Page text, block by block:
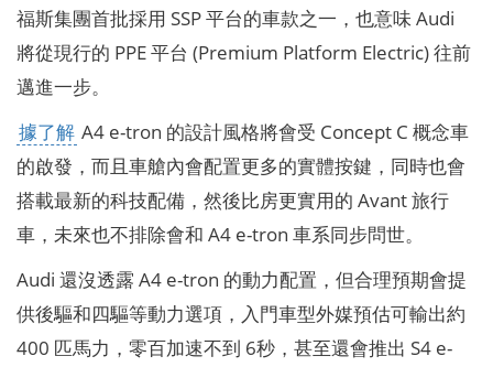
福斯集團首批採用 SSP 平台的車款之一，也意味 Audi
將從現行的 PPE 平台 (Premium Platform Electric) 往前
邁進一步。
據了解 A4 e-tron 的設計風格將會受 Concept C 概念車
的啟發，而且車艙內會配置更多的實體按鍵，同時也會
搭載最新的科技配備，然後比房更實用的 Avant 旅行
車，未來也不排除會和 A4 e-tron 車系同步問世。
Audi 還沒透露 A4 e-tron 的動力配置，但合理預期會提
供後驅和四驅等動力選項，入門車型外媒預估可輸出約
400 匹馬力，零百加速不到 6秒，甚至還會推出 S4 e-